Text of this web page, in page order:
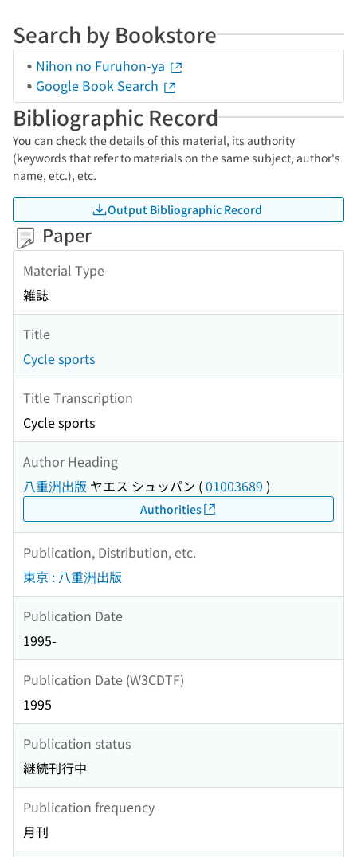
Search by Bookstore
Nihon no Furuhon-ya
Google Book Search
Bibliographic Record
You can check the details of this material, its authority
(keywords that refer to materials on the same subject, author's
name, etc.), etc.
Output Bibliographic Record
Paper
Material Type
雑誌
Title
Cycle sports
Title Transcription
Cycle sports
Author Heading
八重洲出版 ヤエス シュッパン (01003689 )
Authorities
Publication, Distribution, etc.
東京 : 八重洲出版
Publication Date
1995-
Publication Date (W3CDTF)
1995
Publication status
継続刊行中
Publication frequency
月刊